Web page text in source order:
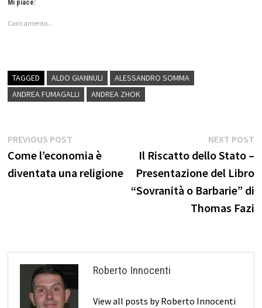
Mi piace:
Caricamento...
TAGGED ALDO GIANNULI
ALESSANDRO SOMMA
ANDREA FUMAGALLI
ANDREA ZHOK
Navigazione
articoli
PREVIOUS POSTPrevious
post:
Come l’economia è
diventata una religione
NEXT POST
Il Riscatto dello Stato –
Presentazione del Libro
“Sovranità o Barbarie” di
Thomas Fazi
Roberto Innocenti
View all posts by Roberto Innocenti